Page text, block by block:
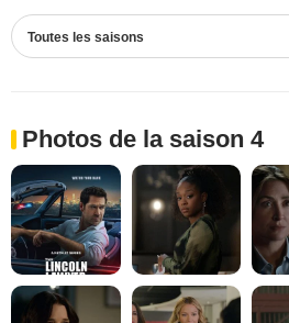
Toutes les saisons
Photos de la saison 4